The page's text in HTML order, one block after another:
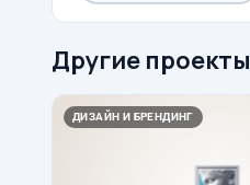
Другие проекты
ДИЗАЙН И БРЕНДИНГ